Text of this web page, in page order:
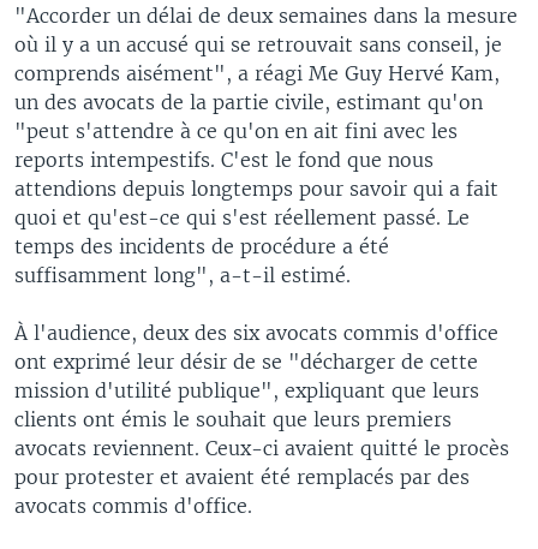
"Accorder un délai de deux semaines dans la mesure
où il y a un accusé qui se retrouvait sans conseil, je
comprends aisément", a réagi Me Guy Hervé Kam,
un des avocats de la partie civile, estimant qu'on
"peut s'attendre à ce qu'on en ait fini avec les
reports intempestifs. C'est le fond que nous
attendions depuis longtemps pour savoir qui a fait
quoi et qu'est-ce qui s'est réellement passé. Le
temps des incidents de procédure a été
suffisamment long", a-t-il estimé.
À l'audience, deux des six avocats commis d'office
ont exprimé leur désir de se "décharger de cette
mission d'utilité publique", expliquant que leurs
clients ont émis le souhait que leurs premiers
avocats reviennent. Ceux-ci avaient quitté le procès
pour protester et avaient été remplacés par des
avocats commis d'office.